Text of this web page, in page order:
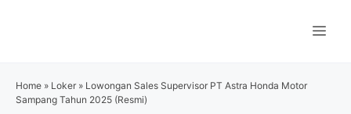
Home » Loker » Lowongan Sales Supervisor PT Astra Honda Motor
Sampang Tahun 2025 (Resmi)